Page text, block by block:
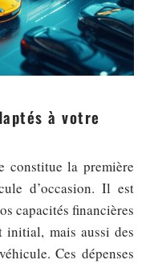
à votre
constitue la première
d’occasion. Il est
capacités financières
initial, mais aussi des
Ces dépenses